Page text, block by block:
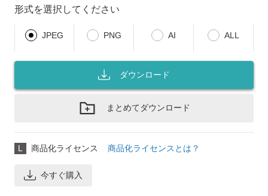
形式を選択してください
JPEG PNG AI ALL
ダウンロード
まとめてダウンロード
L 商品化ライセンス 商品化ライセンスとは？
今すぐ購入